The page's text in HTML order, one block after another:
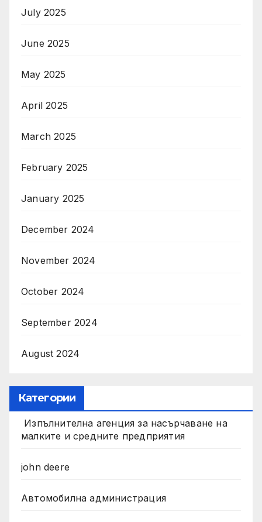
July 2025
June 2025
May 2025
April 2025
March 2025
February 2025
January 2025
December 2024
November 2024
October 2024
September 2024
August 2024
Категории
Изпълнителна агенция за насърчаване на
малките и средните предприятия
john deere
Автомобилна администрация